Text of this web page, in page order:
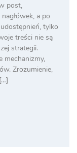
post,
a po
tylko
treści nie są
strategii.
mechanizmy,
Zrozumienie,